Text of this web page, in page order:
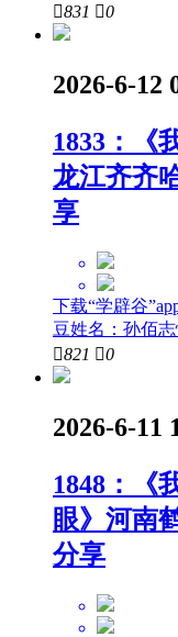
831 0
2026-6-12
1833：《
龙江齐齐
享
下载“学辟谷
豆姓名：孙佰
821 0
2026-6-11
1848：《
眼》河南
分享